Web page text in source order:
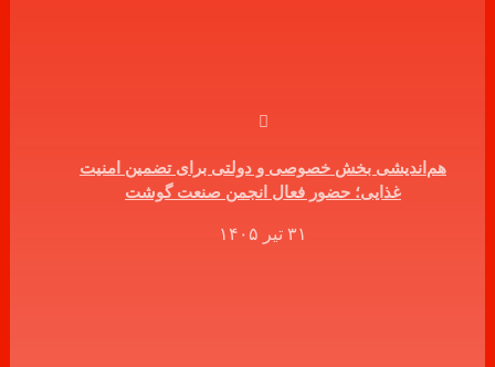
هم‌اندیشی بخش خصوصی و دولتی برای تضمین امنیت
غذایی؛ حضور فعال انجمن صنعت گوشت
۳۱ تیر ۱۴۰۵